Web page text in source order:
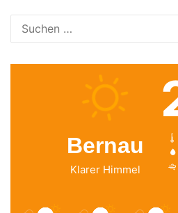
Bernau
Klarer Himmel